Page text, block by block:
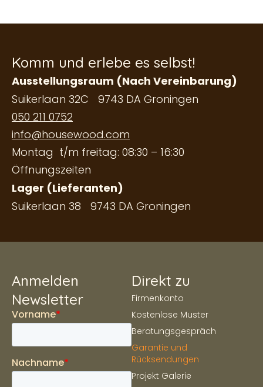
Komm und erlebe es selbst!
Ausstellungsraum (Nach Vereinbarung)
Suikerlaan 32C 9743 DA Groningen
050 211 0752
info@housewood.com
Montag t/m freitag: 08:30 – 16:30
Öffnungszeiten
Lager (Lieferanten)
Suikerlaan 38 9743 DA Groningen
Anmelden
Newsletter
Direkt zu
Firmenkonto
Kostenlose Muster
Beratungsgespräch
Garantie und
Rücksendungen
Projekt Galerie